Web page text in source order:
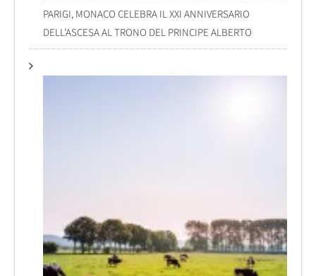
PARIGI, MONACO CELEBRA IL XXI ANNIVERSARIO
DELL’ASCESA AL TRONO DEL PRINCIPE ALBERTO